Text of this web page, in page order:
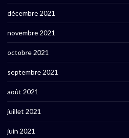
décembre 2021
novembre 2021
octobre 2021
septembre 2021
août 2021
juillet 2021
juin 2021